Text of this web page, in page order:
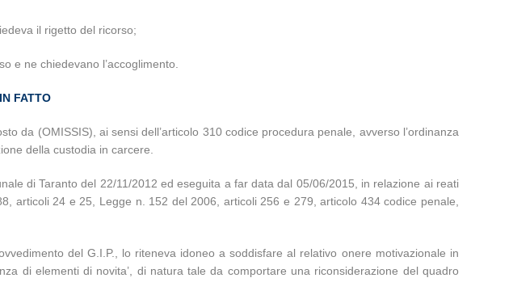
il rigetto del ricorso;
e ne chiedevano l’accoglimento.
FATTO
da (OMISSIS), ai sensi dell’articolo 310 codice procedura penale, avverso l’ordinanza
della custodia in carcere.
di Taranto del 22/11/2012 ed eseguita a far data dal 05/06/2015, in relazione ai reati
articoli 24 e 25, Legge n. 152 del 2006, articoli 256 e 279, articolo 434 codice penale,
del G.I.P., lo riteneva idoneo a soddisfare al relativo onere motivazionale in
di elementi di novita’, di natura tale da comportare una riconsiderazione del quadro